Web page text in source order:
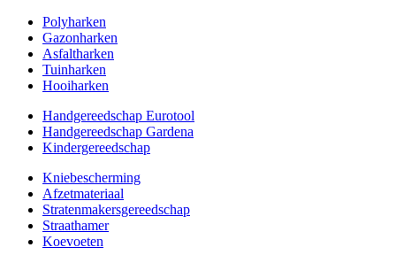
Polyharken
Gazonharken
Asfaltharken
Tuinharken
Hooiharken
Handgereedschap Eurotool
Handgereedschap Gardena
Kindergereedschap
Kniebescherming
Afzetmateriaal
Stratenmakersgereedschap
Straathamer
Koevoeten